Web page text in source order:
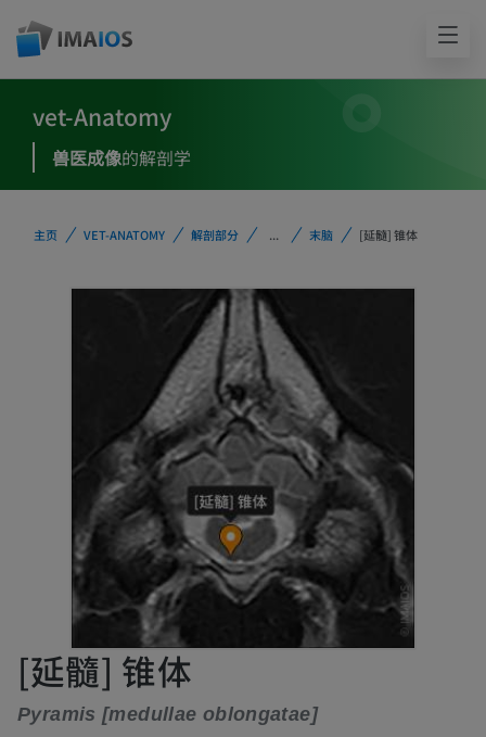
vet-Anatomy
兽医成像的解剖学
主页 VET-ANATOMY 解剖部分 ... 末脑 [延髓] 锥体
[延髓] 锥体
Pyramis [medullae oblongatae]